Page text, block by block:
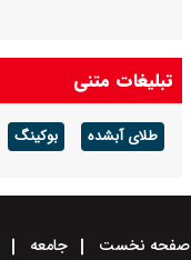
تبلیغات متنی
طلای آبشده بوکینگ
صفحه نخست جامعه